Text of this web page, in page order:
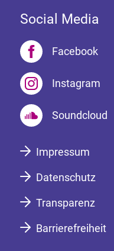
Social Media
Facebook
Instagram
Soundcloud
Impressum
Datenschutz
Transparenz
Barrierefreiheit